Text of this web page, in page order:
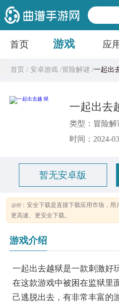
首页 游戏 应
首页 /安卓游戏 /冒险解谜 /一起出
一起出去
类型：冒险解
时间：2024-
暂无安卓版
说明：安全下载是直接下载应用市场，
更高速、更安全下载。
游戏介绍
一起出去越狱是一款刺激好
在这款游戏中被困在监狱里
己逃脱出去，有非常丰富的